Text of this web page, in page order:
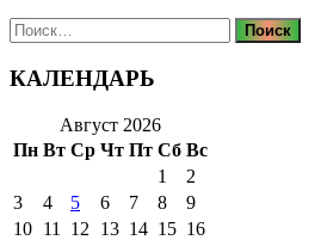
Найти:
КАЛЕНДАРЬ
Август 2026
Пн Вт Ср Чт Пт Сб Вс
1
2
3
4 5 6 7 8
9
10 11 12 13 14 15 16